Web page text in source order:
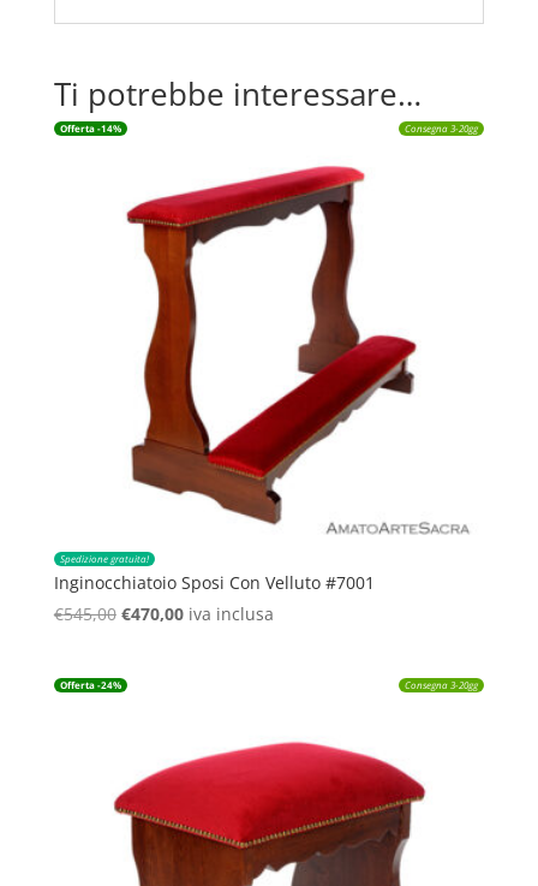
Ti potrebbe interessare…
Offerta -14% Consegna 3-20gg
Spedizione gratuita!
Inginocchiatoio Sposi Con Velluto #7001
€545,00 Il
era:
€470,00Iliva inclusa
Offerta -24% Consegna 3-20gg